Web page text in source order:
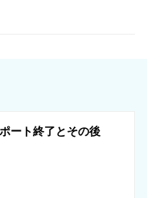
ート終了とその後